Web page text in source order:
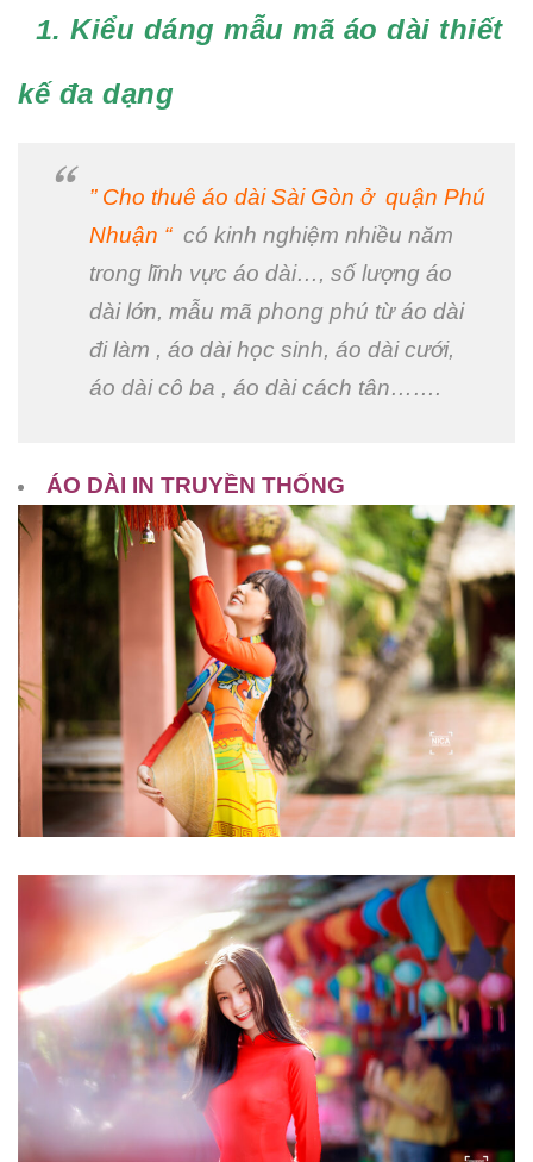
1. Kiểu dáng mẫu mã áo dài thiết
kế đa dạng
” Cho thuê áo dài Sài Gòn ở quận Phú
Nhuận “có kinh nghiệm nhiều năm
trong lĩnh vực áo dài…, số lượng áo
dài lớn, mẫu mã phong phú từ áo dài
đi làm , áo dài học sinh, áo dài cưới,
áo dài cô ba , áo dài cách tân…….
ÁO DÀI IN TRUYỀN THỐNG